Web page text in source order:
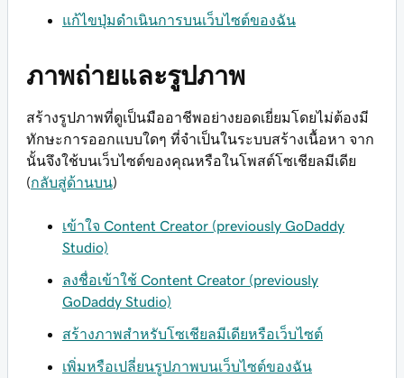
แก้ไขปุ่มดำเนินการบนเว็บไซต์ของฉัน
ภาพถ่ายและรูปภาพ
สร้างรูปภาพที่ดูเป็นมืออาชีพอย่างยอดเยี่ยมโดยไม่ต้องมี
ทักษะการออกแบบใดๆ ที่จำเป็นในระบบสร้างเนื้อหา จาก
นั้นจึงใช้บนเว็บไซต์ของคุณหรือในโพสต์โซเชียลมีเดีย
(กลับสู่ด้านบน)
เข้าใจ Content Creator (previously GoDaddy
Studio)
ลงชื่อเข้าใช้ Content Creator (previously
GoDaddy Studio)
สร้างภาพสำหรับโซเชียลมีเดียหรือเว็บไซต์
เพิ่มหรือเปลี่ยนรูปภาพบนเว็บไซต์ของฉัน